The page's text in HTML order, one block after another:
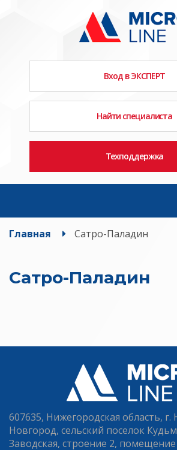
Вход в ЭКСПЕРТ
Найти специалиста
Техподдержка
Главная Сатро-Паладин
Сатро-Паладин
607635, Нижегородская область,
Новгород, сельский поселок
Заводская, строение 2, помещение